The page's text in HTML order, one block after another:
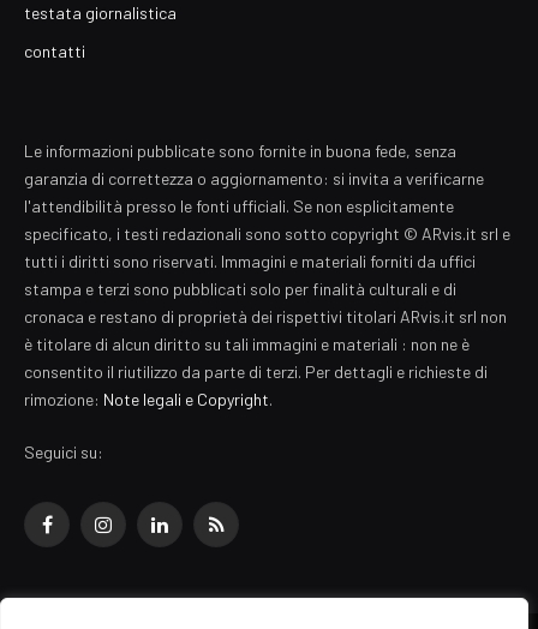
testata giornalistica
contatti
Le informazioni pubblicate sono fornite in buona fede, senza
garanzia di correttezza o aggiornamento: si invita a verificarne
l'attendibilità presso le fonti ufficiali. Se non esplicitamente
specificato, i testi redazionali sono sotto copyright © ARvis.it srl e
tutti i diritti sono riservati. Immagini e materiali forniti da uffici
stampa e terzi sono pubblicati solo per finalità culturali e di
cronaca e restano di proprietà dei rispettivi titolari ARvis.it srl non
è titolare di alcun diritto su tali immagini e materiali : non ne è
consentito il riutilizzo da parte di terzi. Per dettagli e richieste di
rimozione: Note legali e Copyright.
Seguici su:
FacebookInstagramLinkedInRSS